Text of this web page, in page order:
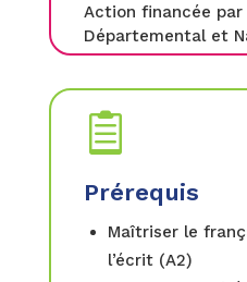
Action financée par
Départemental et

Prérequis
Maîtriser le
l’écrit (A2)